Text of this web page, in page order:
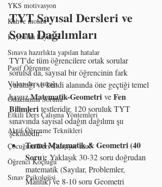
YKS motivasyon
Kahve molası
Kaybolan hayaller
Sınava hazırlıkta yapılan hatalar
Pasif Öğrenme
Video ders tuzağı
Odaklanma Sorunu
Etkili Ders Çalışma Yöntemleri
Aktif Öğrenme Teknikleri
Çocuğum Ders Çalışıyor mu?
Öğrenci Koçluğu
Sınav Psikolojisi
TYT Sayısal Dersleri ve
Soru Dağılımları
TYT'de tüm öğrencilere ortak sorular
sorulsa da, sayısal bir öğrencinin fark
yarattığı ve kendi alanında öne geçtiği temel
havuz Matematik-Geometri ve Fen
Bilimleri testleridir. 120 soruluk TYT
sınavında sayısal odağın dağılımı şu
şekildedir:
Temel Matematik & Geometri (40
Soru): Yaklaşık 30-32 soru doğrudan
matematik (Sayılar, Problemler,
Mantık) ve 8-10 soru Geometri